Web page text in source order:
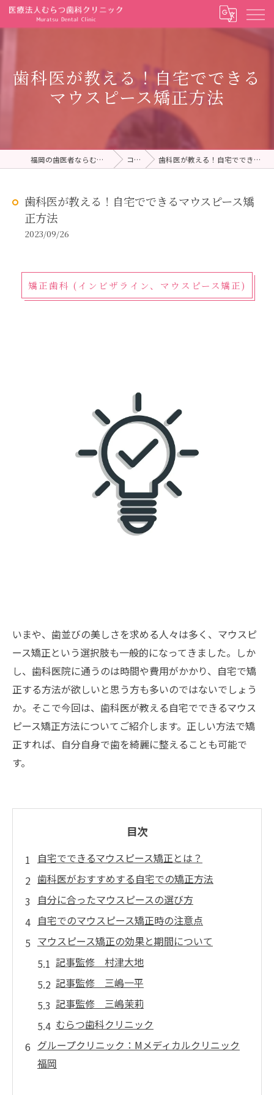
歯科医が教える！自宅でできる
マウスピース矯正方法
福岡の歯医者ならむらつ歯科クリニック コラム 歯科医が教える！自宅でできるマウスピース矯正方法
歯科医が教える！自宅でできるマウスピース矯
正方法
2023/09/26
矯正歯科 (インビザライン、マウスピース矯正)
いまや、歯並びの美しさを求める人々は多く、マウスピ
ース矯正という選択肢も一般的になってきました。しか
し、歯科医院に通うのは時間や費用がかかり、自宅で矯
正する方法が欲しいと思う方も多いのではないでしょう
か。そこで今回は、歯科医が教える自宅でできるマウス
ピース矯正方法についてご紹介します。正しい方法で矯
正すれば、自分自身で歯を綺麗に整えることも可能で
す。
目次
自宅でできるマウスピース矯正とは？
歯科医がおすすめする自宅での矯正方法
自分に合ったマウスピースの選び方
自宅でのマウスピース矯正時の注意点
マウスピース矯正の効果と期間について
記事監修 村津大地
記事監修 三嶋一平
記事監修 三嶋茉莉
むらつ歯科クリニック
グループクリニック：Mメディカルクリニック
福岡